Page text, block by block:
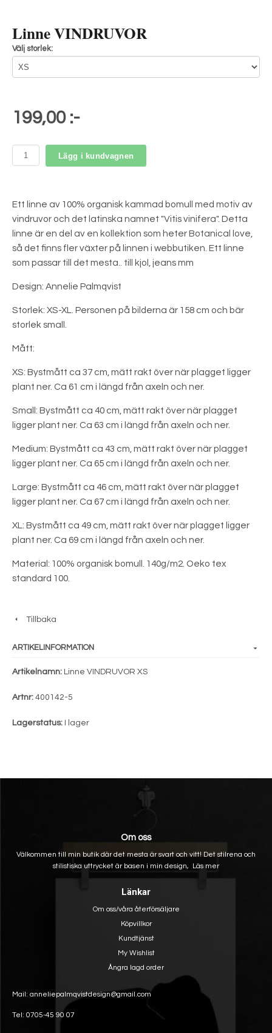
Linne VINDRUVOR
Välj storlek:
199,00 :-
Lägg i kundvagnen
Ett linne av 100% organisk kammad bomull med motiv av
vindruvor och det latinska namnet "Vitis vinifera". Detta
linne är en del av en kollektion som heter Botanical love,
så det finns fler växter på linnen i webbutiken. Ett linne
som passar till det mesta.. till kjol, jeans mm
Design: Annelie Palmqvist
Storlek: XS-XL. Personen på bilderna är 158 cm och bär
storlek small.
Mått:
XS: Bystmått ca 37 cm, mätt rakt över när plagget ligger
plant ner. Ca 61 cm i längd från axeln och ner.
Small: Bystmått ca 40 cm, mätt rakt över när plagget
ligger plant ner. Ca 63 cm i längd från axeln och ner.
Medium: Bystmått ca 43 cm, mätt rakt över när plagget
ligger plant ner. Ca 65 cm i längd från axeln och ner.
Large: Bystmått ca 46 cm, mätt rakt över när plagget
ligger plant ner. Ca 67 cm i längd från axeln och ner.
XL: Bystmått ca 49 cm, mätt rakt över när plagget ligger
plant ner. Ca 69 cm i längd från axeln och ner.
Material: 100% organisk bomull. 140g/m2. Oeko tex
standard 100.
Tillbaka
ARTIKELINFORMATION
Artikelnamn: Linne VINDRUVOR XS
Artnr: 400142-5
Lagerstatus: I lager
Om oss
Välkommen till min butik där det mesta är svart och vitt! Det stilrena och
stilistiska uttrycket är basen i min design, Läs mer
Länkar
Om oss/våra återförsäljare
Köpvillkor
Kundtjänst
My Wishlist
Ångra lagd order
Mail: anneliepalmqvistdesign@gmail.com
Tel: 0705-45 90 07